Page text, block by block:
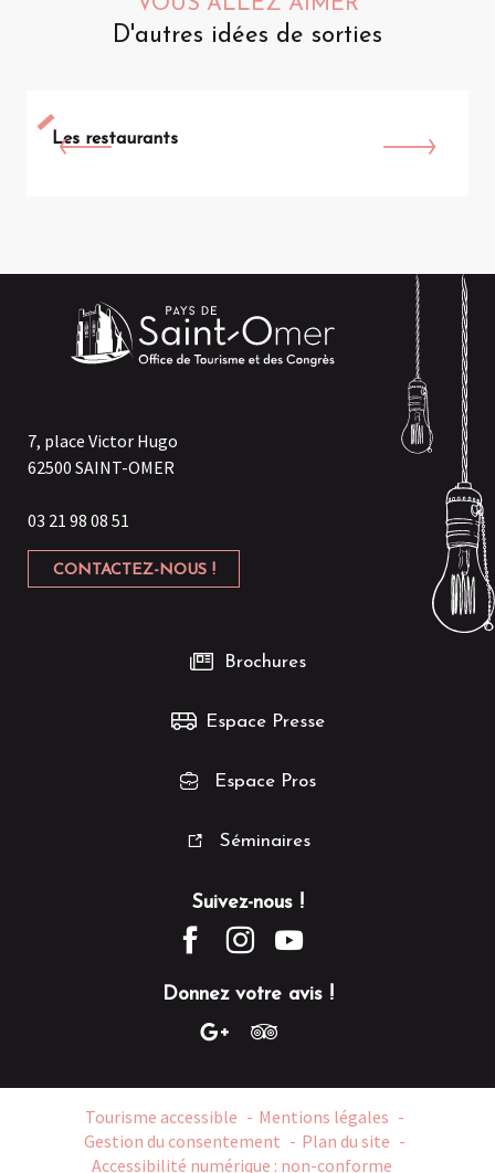
D'autres idées de sorties
Les restaurants
7, place Victor Hugo
62500 SAINT-OMER
03 21 98 08 51
CONTACTEZ-NOUS !
Suivez-nous !
Donnez votre avis !
Brochures
Espace Presse
Espace Pros
Séminaires
Tourisme accessible
Mentions légales
Gestion du consentement
Plan du site
Accessibilité numérique : non-conforme